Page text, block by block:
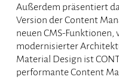
Außerdem präsentiert
Version der Content
neuen CMS-Funktionen,
modernisierter
Material Design ist
performante Content